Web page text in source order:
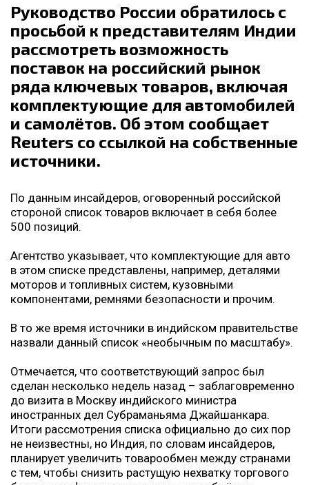
Руководство России обратилось с
просьбой к представителям Индии
рассмотреть возможность
поставок на российский рынок
ряда ключевых товаров, включая
комплектующие для автомобилей
и самолётов. Об этом сообщает
Reuters со ссылкой на собственные
источники.
По данным инсайдеров, оговоренный российской
стороной список товаров включает в себя более
500 позиций.
Агентство указывает, что комплектующие для авто
в этом списке представлены, например, деталями
моторов и топливных систем, кузовными
компонентами, ремнями безопасности и прочим.
В то же время источники в индийском правительстве
назвали данный список «необычным по масштабу».
Отмечается, что соответствующий запрос был
сделан несколько недель назад – заблаговременно
до визита в Москву индийского министра
иностранных дел Субраманьяма Джайшанкара.
Итоги рассмотрения списка официально до сих пор
не неизвестны, но Индия, по словам инсайдеров,
планирует увеличить товарообмен между странами
с тем, чтобы снизить растущую нехватку торгового